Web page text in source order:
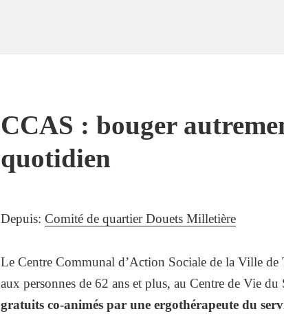
CCAS : bouger
quotidien
Depuis:Comité de quartier Douets Milletière
Le Centre Communal d’Action Sociale de la Ville de
aux personnes de 62 ans et plus, au Centre de Vie
gratuits co-animés par une ergothérapeute du